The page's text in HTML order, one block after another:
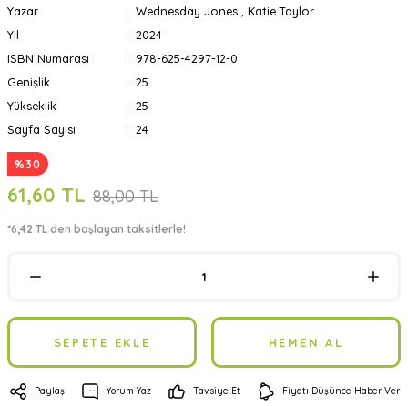
Yazar
Wednesday Jones , Katie Taylor
Yıl
2024
ISBN Numarası
978-625-4297-12-0
Genişlik
25
Yükseklik
25
Sayfa Sayısı
24
%30
61,60 TL 88,00 TL
*6,42 TL den başlayan taksitlerle!
SEPETE EKLE HEMEN AL
Paylaş Yorum Yaz Tavsiye Et Fiyatı Düşünce Haber Ver